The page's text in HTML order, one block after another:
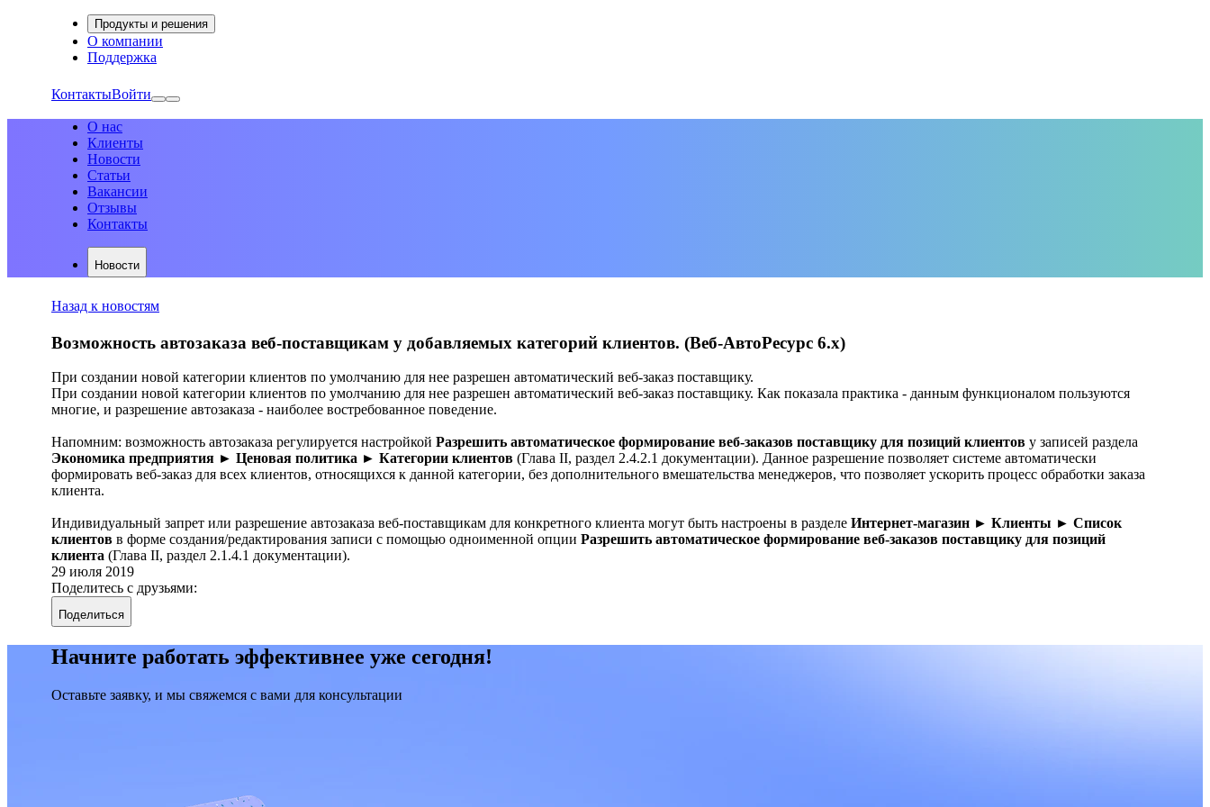
Продукты и решения
О компании
Поддержка
КонтактыВойти
О нас
Клиенты
Новости
Статьи
Вакансии
Отзывы
Контакты
Новости
Назад к новостям
Возможность автозаказа веб-поставщикам у добавляемых категорий клиентов. (Веб-АвтоРесурс 6.х)
При создании новой категории клиентов по умолчанию для нее разрешен автоматический веб-заказ поставщику.
При создании новой категории клиентов по умолчанию для нее разрешен автоматический веб-заказ поставщику. Как показала практика - данным функционалом пользуются
многие, и разрешение автозаказа - наиболее востребованное поведение.
Напомним: возможность автозаказа регулируется настройкой Разрешить автоматическое формирование веб-заказов поставщику для позиций клиентов у записей раздела
Экономика предприятия ► Ценовая политика ► Категории клиентов (Глава II, раздел 2.4.2.1 документации). Данное разрешение позволяет системе автоматически
формировать веб-заказ для всех клиентов, относящихся к данной категории, без дополнительного вмешательства менеджеров, что позволяет ускорить процесс обработки заказа
клиента.
Индивидуальный запрет или разрешение автозаказа веб-поставщикам для конкретного клиента могут быть настроены в разделе Интернет-магазин ► Клиенты ► Список
клиентов в форме создания/редактирования записи с помощью одноименной опции Разрешить автоматическое формирование веб-заказов поставщику для позиций
клиента (Глава II, раздел 2.1.4.1 документации).
29 июля 2019
Поделитесь с друзьями:
Поделиться
Начните работать эффективнее уже сегодня!
Оставьте заявку, и мы свяжемся с вами для консультации